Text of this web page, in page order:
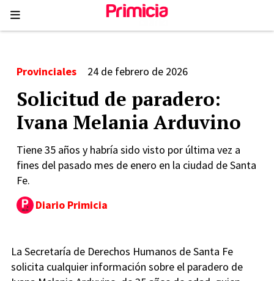
Solicitud de paradero:
Ivana Melania Arduvino
Tiene 35 años y habría sido visto por última vez a
fines del pasado mes de enero en la ciudad de Santa
Fe.
Provinciales 24 de febrero de 2026
Diario Primicia
La Secretaría de Derechos Humanos de Santa Fe
solicita cualquier información sobre el paradero de